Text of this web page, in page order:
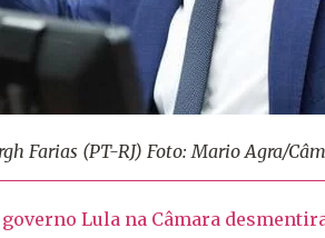
Farias (PT-RJ) Foto: Mario Agra/
governo Lula na Câmara